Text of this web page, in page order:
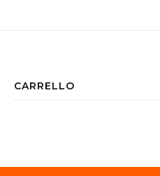
CARRELLO